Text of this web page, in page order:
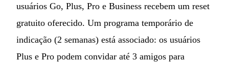
usuários Go, Plus, Pro e Business recebem um reset
gratuito oferecido. Um programa temporário de
indicação (2 semanas) está associado: os usuários
Plus e Pro podem convidar até 3 amigos para